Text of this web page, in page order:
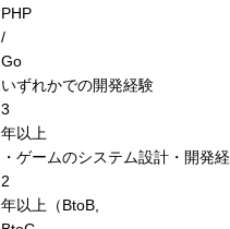
PHP
/
Go
いずれかでの開発経験
3
年以上
・ゲームのシステム設計・開発
2
年以上（BtoB,